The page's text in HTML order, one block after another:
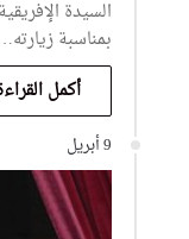
السيدة
بمناسبة
أكمل
9 أبريل